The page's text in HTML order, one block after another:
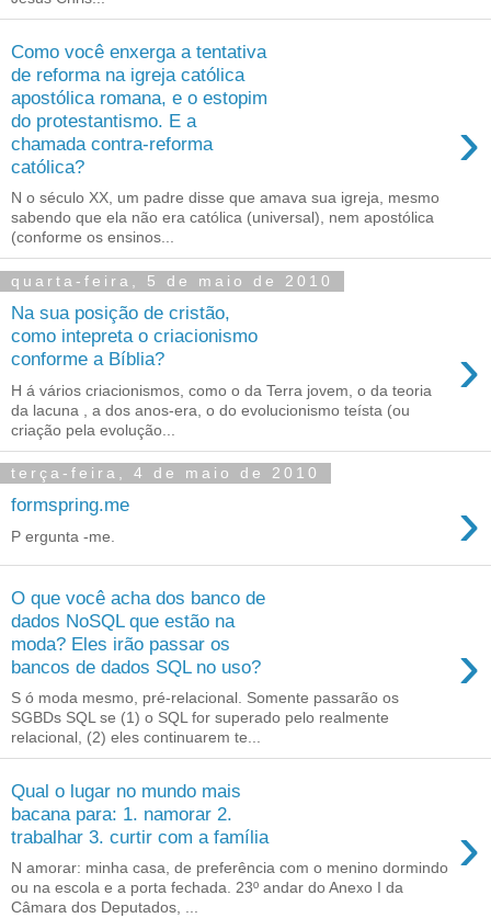
Como você enxerga a tentativa
de reforma na igreja católica
apostólica romana, e o estopim
do protestantismo. E a
chamada contra-reforma
católica?
›
N o século XX, um padre disse que amava sua igreja, mesmo
sabendo que ela não era católica (universal), nem apostólica
(conforme os ensinos...
quarta-feira, 5 de maio de 2010
Na sua posição de cristão,
como intepreta o criacionismo
conforme a Bíblia?
›
H á vários criacionismos, como o da Terra jovem, o da teoria
da lacuna , a dos anos-era, o do evolucionismo teísta (ou
criação pela evolução...
terça-feira, 4 de maio de 2010
formspring.me ›
P ergunta -me.
O que você acha dos banco de
dados NoSQL que estão na
moda? Eles irão passar os
bancos de dados SQL no uso?
›
S ó moda mesmo, pré-relacional. Somente passarão os
SGBDs SQL se (1) o SQL for superado pelo realmente
relacional, (2) eles continuarem te...
Qual o lugar no mundo mais
bacana para: 1. namorar 2.
trabalhar 3. curtir com a família
›
N amorar: minha casa, de preferência com o menino dormindo
ou na escola e a porta fechada. 23º andar do Anexo I da
Câmara dos Deputados, ...